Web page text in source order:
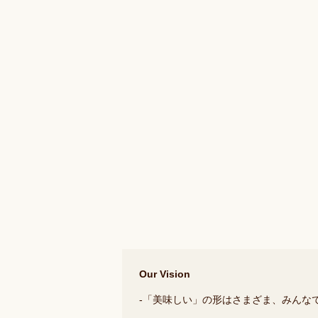
Our Vision
-「美味しい」の形はさまざま、みんな